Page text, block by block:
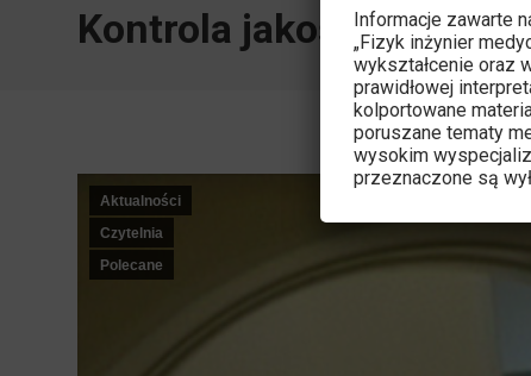
Kontrola jakości
Aktualności
Czytelnia
Polecane
Informacje zawarte
„Fizyk inżynier
wykształcenie oraz
prawidłowej
kolportowane
poruszane tematy
wysokim
przeznaczone są